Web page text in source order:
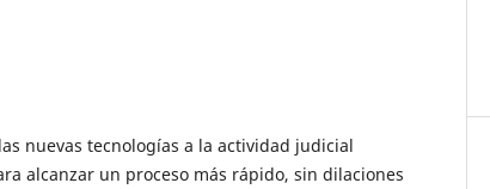
nuevas tecnologías a la actividad judicial
alcanzar un proceso más rápido, sin dilaciones